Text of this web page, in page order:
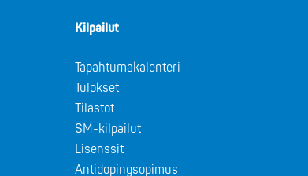
Kilpailut
Tapahtumakalenteri
Tulokset
Tilastot
SM-kilpailut
Lisenssit
Antidopingsopimus